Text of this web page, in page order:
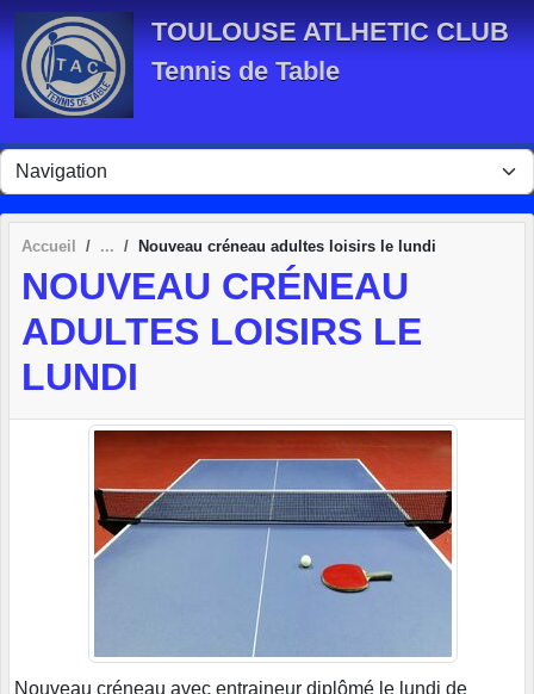
TOULOUSE ATLHETIC CLUB
Tennis de Table
Accueil Nouveau créneau adultes loisirs le lundi
NOUVEAU CRÉNEAU
ADULTES LOISIRS LE
LUNDI
Nouveau créneau avec entraineur diplômé le lundi de
Panneau de gestion des cookies